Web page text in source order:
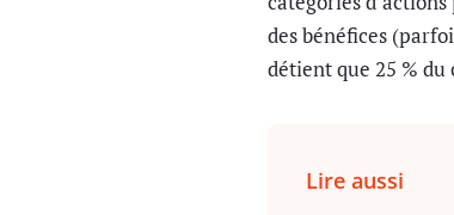
des bénéfices
détient que 25 %
Lire aussi